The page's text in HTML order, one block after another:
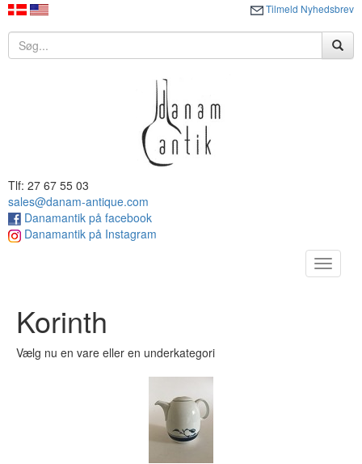
Tilmeld Nyhedsbrev
Tlf: 27 67 55 03
sales@danam-antique.com
Danamantik på facebook
Danamantik på Instagram
Toggle
Korinth
Vælg nu en vare eller en underkategori